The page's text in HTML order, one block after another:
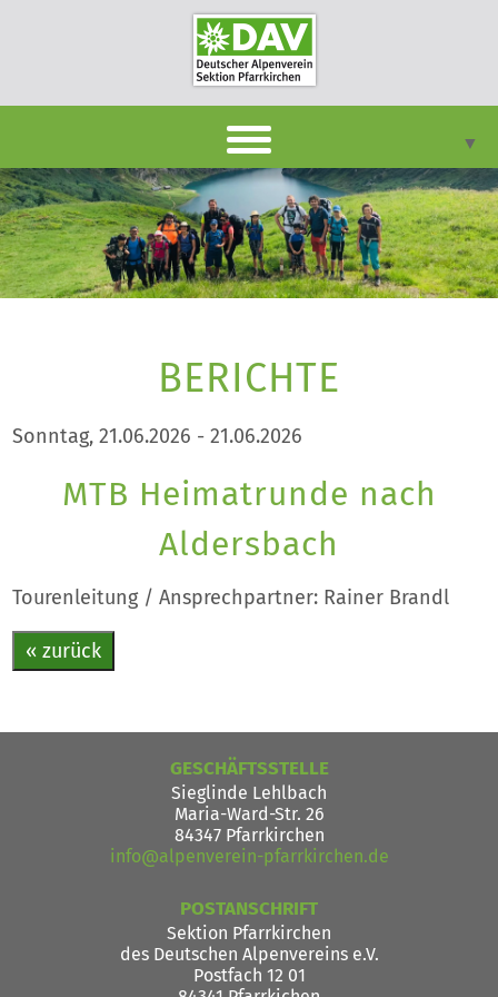
▼
DAVpan
Termine
Berichte
Infothek
BERICHTE
Sonntag, 21.06.2026 - 21.06.2026
MTB Heimatrunde nach
Aldersbach
Tourenleitung / Ansprechpartner: Rainer Brandl
« zurück
GESCHÄFTSSTELLE
Sieglinde Lehlbach
Maria-Ward-Str. 26
84347 Pfarrkirchen
info@alpenverein-pfarrkirchen.de
POSTANSCHRIFT
Sektion Pfarrkirchen
des Deutschen Alpenvereins e.V.
Postfach 12 01